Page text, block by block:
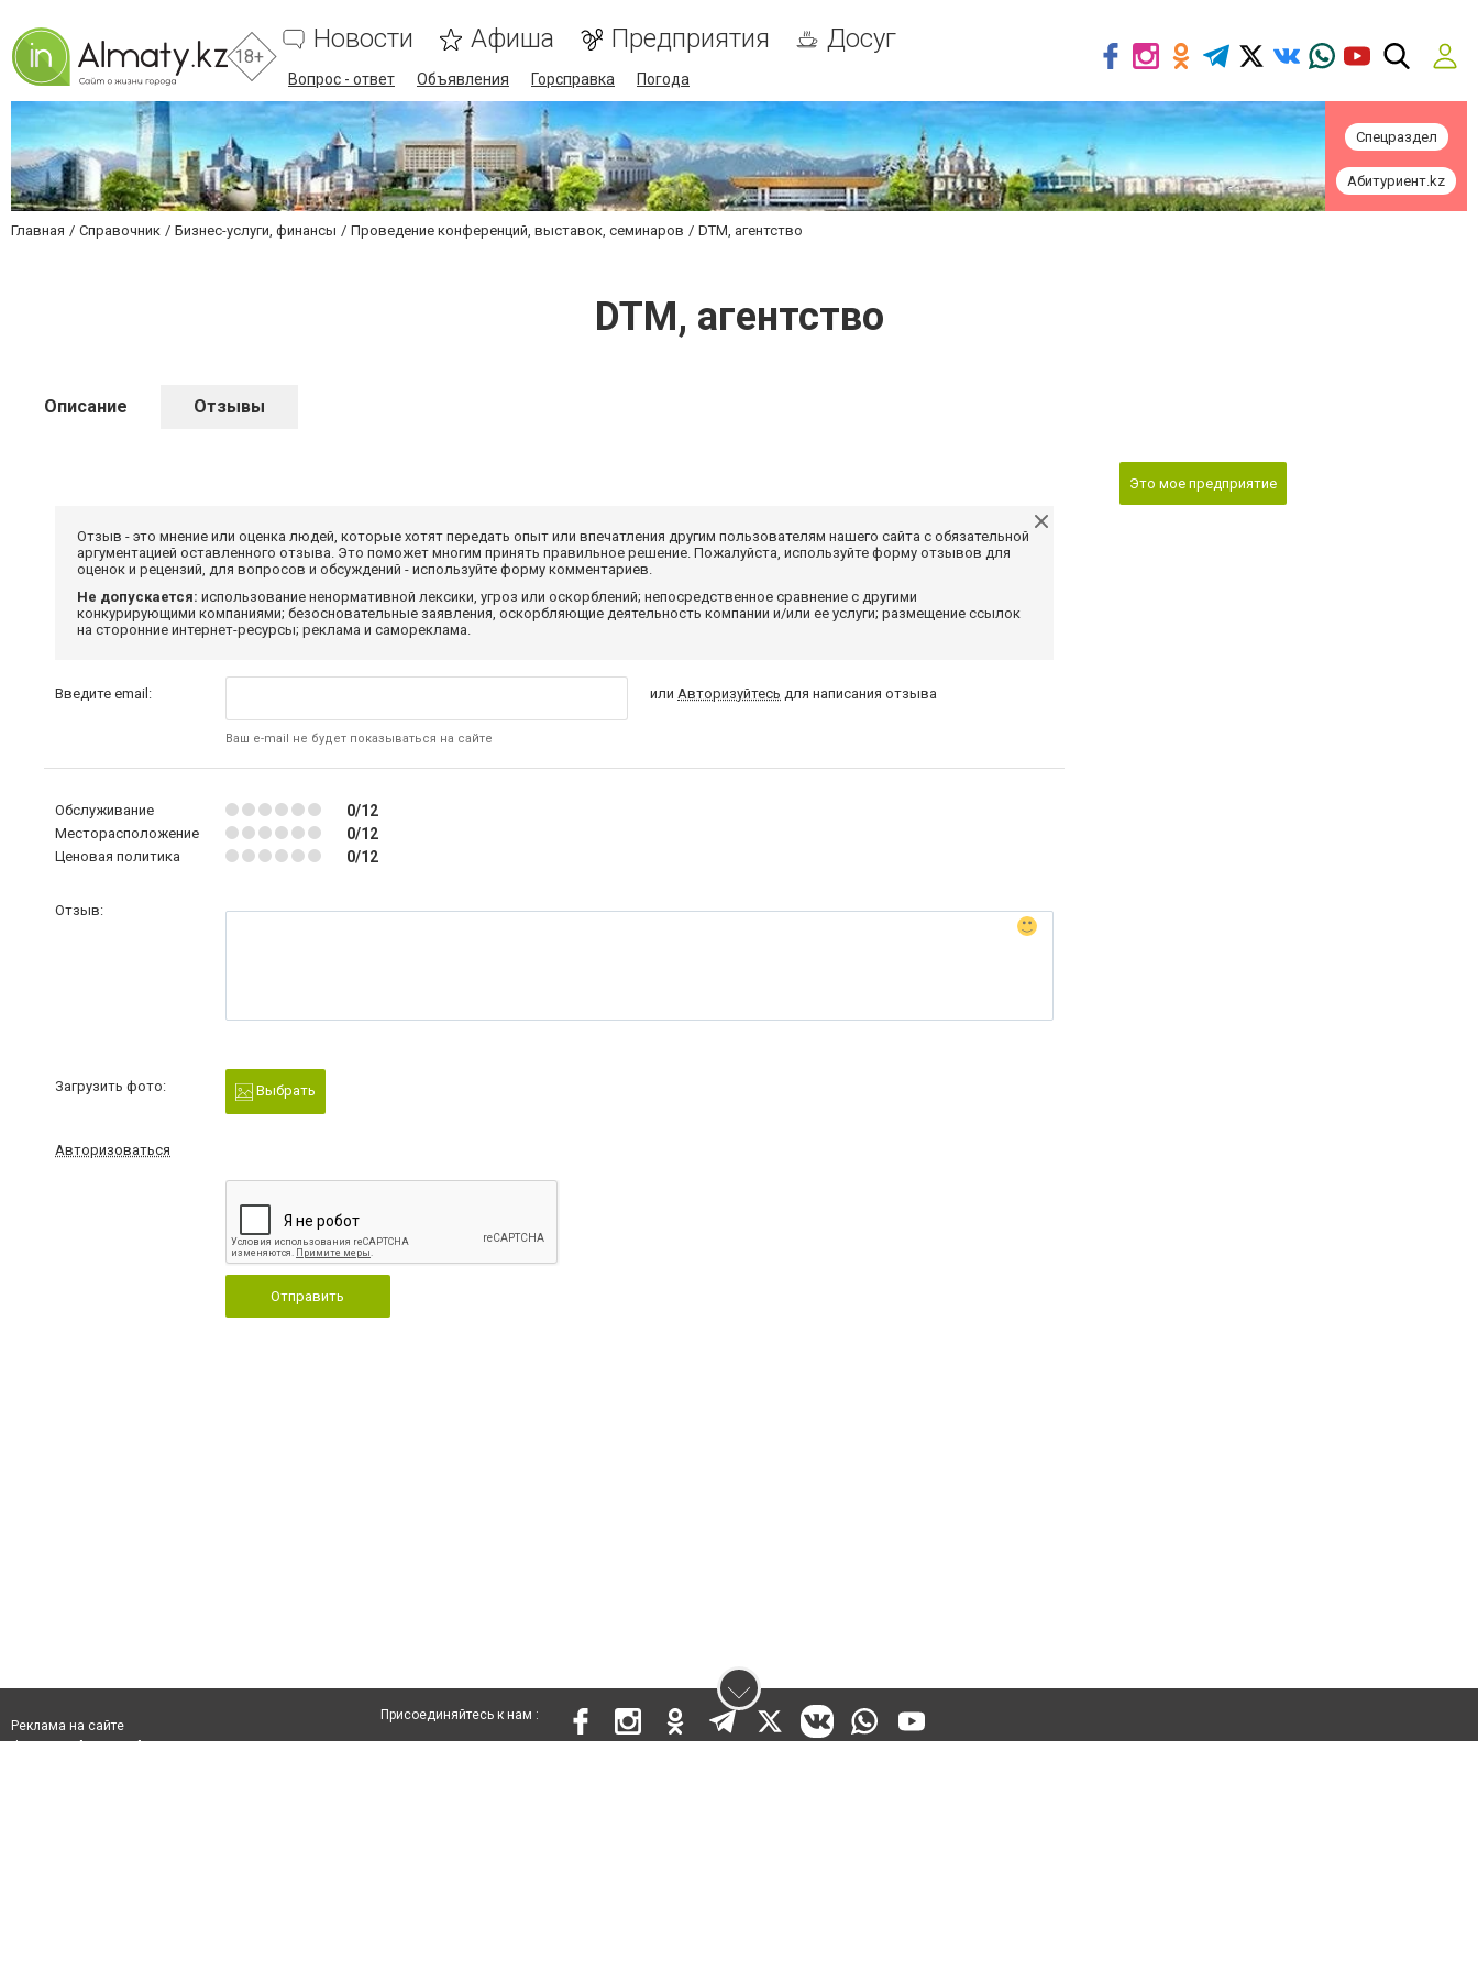
18+
Новости Афиша Предприятия Досуг
Вопрос - ответ Объявления Горсправка Погода
Спецраздел
Абитуриент.kz
Главная Справочник Бизнес-услуги, финансы Проведение конференций, выставок, семинаров DTM, агентство
DTM, агентство
Описание Отзывы
Отзыв - это мнение или оценка людей, которые хотят передать опыт или впечатления другим пользователям нашего сайта с обязательной
аргументацией оставленного отзыва. Это поможет многим принять правильное решение. Пожалуйста, используйте форму отзывов для
оценок и рецензий, для вопросов и обсуждений - используйте форму комментариев.
Не допускается: использование ненормативной лексики, угроз или оскорблений; непосредственное сравнение с другими
конкурирующими компаниями; безосновательные заявления, оскорбляющие деятельность компании и/или ее услуги; размещение ссылок
на сторонние интернет-ресурсы; реклама и самореклама.
Введите email:
Ваш e-mail не будет показываться на сайте
илиАвторизуйтесь для написания отзыва
Обслуживание 0/12
Месторасположение 0/12
Ценовая политика 0/12
Отзыв:
Загрузить фото: Выбрать
Авторизоваться
Отправить
Это мое предприятие
Реклама на сайте
Присоединяйтесь к нам :